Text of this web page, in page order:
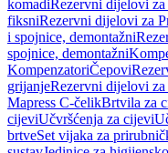
komadiRezervni dijelovi
fiksniRezervni dijelovi za
i spojnice, demontažni
spojnice, demontažni
KompenzatoriČepovi
grijanjeRezervni dijelovi
Mapress C-čelikBrtvila za
cijeviUčvršćenja za cijevi
brtveSet vijaka za